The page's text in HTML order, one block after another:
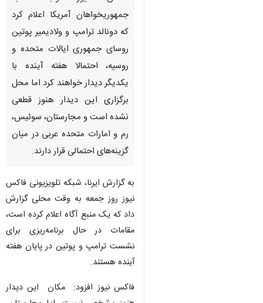
جمهوریخواهان آمریکا اعلام کرد
که دونالد ترامپ و ولادیمیر پوتین
روسای جمهوری ایالات متحده و
روسیه، احتمالا هفته آینده با
یکدیگر دیدار خواهند کرد اما محل
برگزاری این دیدار هنوز قطعی
نشده است و مجارستان، سوئیس،
رم و امارات متحده عربی در میان
گزینه‌های احتمالی قرار دارند.
به گزارش ایرنا، شبکه تلویزیونی فاکس
نیوز روز جمعه به وقت محلی گزارش
داد که یک منبع آگاه اعلام کرده است،
مقامات در حال برنامه‌ریزی برای
نشست ترامپ و پوتین در پایان هفته
آینده هستند.
فاکس نیوز افزود: مکان این دیدار